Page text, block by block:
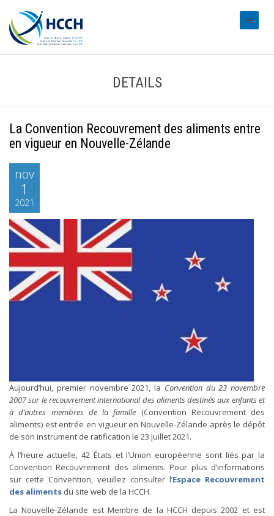
DETAILS
La Convention Recouvrement des aliments entre
en vigueur en Nouvelle-Zélande
nov
1
2021
Aujourd’hui, premier novembre 2021, la Convention du 23 novembre
2007 sur le recouvrement international des aliments destinés aux enfants et
à d’autres membres de la famille (Convention Recouvrement des
aliments) est entrée en vigueur en Nouvelle-Zélande après le dépôt
de son instrument de ratification le 23 juillet 2021.
À l’heure actuelle, 42 États et l’Union européenne sont liés par la
Convention Recouvrement des aliments. Pour plus d’informations
sur cette Convention, veuillez consulter l’Espace Recouvrement
des aliments du site web de la HCCH.
La Nouvelle-Zélande est Membre de la HCCH depuis 2002 et est